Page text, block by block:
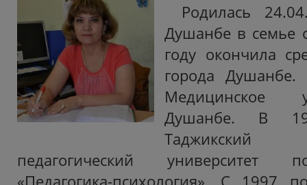
Родилась
Душанбе в семье
году окончила
города
Медицинское
Душанбе. В
Таджикский
педагогический университет